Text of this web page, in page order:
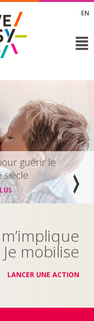
EN
guérir le
siècle
Next
m’implique
Je mobilise
LANCER UNE ACTION